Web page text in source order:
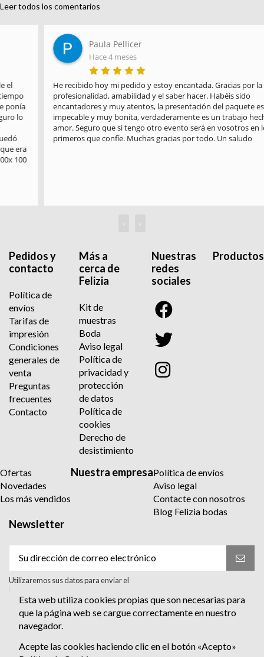
Leer todos los comentarios
Paula Pellicer
Hace 4 meses
He recibido hoy mi pedido y estoy encantada. Gracias por la
profesionalidad, amabilidad y el saber hacer. Habéis sido
encantadores y muy atentos, la presentación del paquete es
impecable y muy bonita, verdaderamente es un trabajo hecho con
amor. Seguro que si tengo otro evento será en vosotros en los
primeros que confíe. Muchas gracias por todo. Un saludo
‹ ›
Pedidos y
contacto
Política de
envíos
Tarifas de
impresión
Condiciones
generales de
venta
Preguntas
frecuentes
Contacto
Más a
cerca de
Felizia
Kit de
muestras
Boda
Aviso legal
Política de
privacidad y
protección
de datos
Política de
cookies
Derecho de
desistimiento
Nuestras
redes
sociales
Productos
Ofertas
Novedades
Los más vendidos
Nuestra empresaPolítica de envíos
Aviso legal
Contacte con nosotros
Blog Felizia bodas
Newsletter
Utilizaremos sus datos para enviar el
boletín informativo. Para más información
sobre el tratamiento y sus derechos,
consulte la política de privacidad.
Acepto el tratamiento para enviar el
boletín informativo. He leído y Acepto
Esta web utiliza cookies propias que son necesarias para
que la página web se cargue correctamente en nuestro
navegador.
Acepte las cookies haciendo clic en el botón «Acepto»